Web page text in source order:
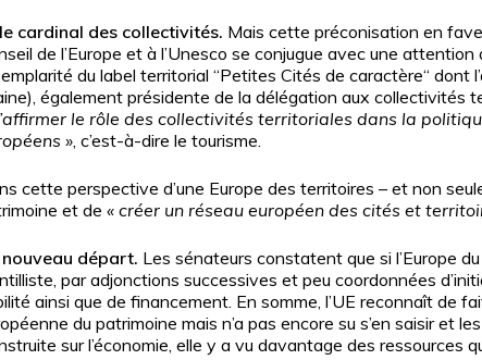
cardinal des collectivités. Mais cette préconisation en
de l’Europe et à l’Unesco se conjugue avec une
du label territorial “Petites Cités de caractère“
également présidente de la délégation aux collectivités
le rôle des collectivités territoriales dans la
», c’est-à-dire le tourisme.
cette perspective d’une Europe des territoires – et non
et de « créer un réseau européen des cités et
nouveau départ. Les sénateurs constatent que si l’Europe
par adjonctions successives et peu coordonnées
ainsi que de financement. En somme, l’UE reconnaît de
du patrimoine mais n’a pas encore su s’en saisir et
sur l’économie, elle y a vu davantage des ressources